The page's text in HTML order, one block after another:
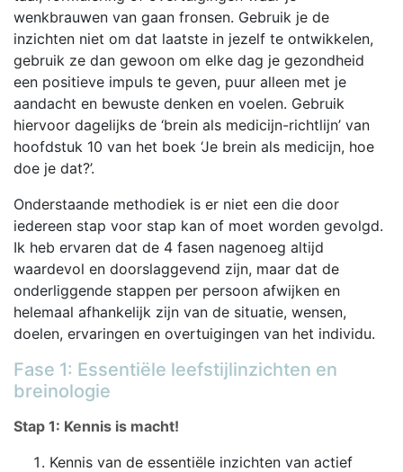
wenkbrauwen van gaan fronsen. Gebruik je de
inzichten niet om dat laatste in jezelf te ontwikkelen,
gebruik ze dan gewoon om elke dag je gezondheid
een positieve impuls te geven, puur alleen met je
aandacht en bewuste denken en voelen. Gebruik
hiervoor dagelijks de ‘brein als medicijn-richtlijn’ van
hoofdstuk 10 van het boek ‘Je brein als medicijn, hoe
doe je dat?’.
Onderstaande methodiek is er niet een die door
iedereen stap voor stap kan of moet worden gevolgd.
Ik heb ervaren dat de 4 fasen nagenoeg altijd
waardevol en doorslaggevend zijn, maar dat de
onderliggende stappen per persoon afwijken en
helemaal afhankelijk zijn van de situatie, wensen,
doelen, ervaringen en overtuigingen van het individu.
Fase 1: Essentiële leefstijlinzichten en
breinologie
Stap 1: Kennis is macht!
Kennis van de essentiële inzichten van actief